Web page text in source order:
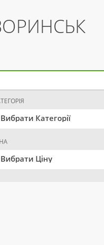
Вибрати Категорії
Вибрати Ціну